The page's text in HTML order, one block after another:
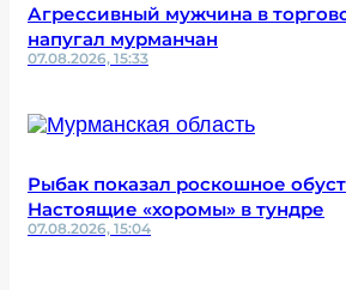
Агрессивный мужчина в
напугал мурманчан
07.08.2026, 15:33
Рыбак показал роскошное
Настоящие «хоромы» в тундре
07.08.2026, 15:04